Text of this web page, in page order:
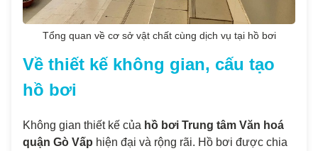
Tổng quan về cơ sở vật chất cùng dịch vụ tại hồ bơi
Về thiết kế không gian, cấu tạo
hồ bơi
Không gian thiết kế của hồ bơi Trung tâm Văn hoá
quận Gò Vấp hiện đại và rộng rãi. Hồ bơi được chia